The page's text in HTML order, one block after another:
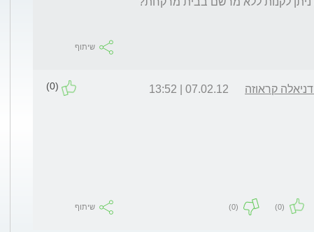
שיתוף
קראוזה 07.02.12 | 13:52
(0)
(0)
(0) שיתוף